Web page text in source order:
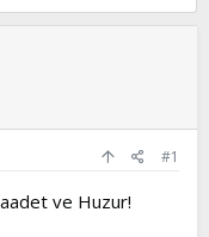
#1
ve Huzur!